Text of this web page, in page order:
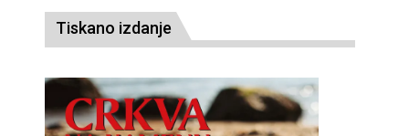
Tiskano izdanje